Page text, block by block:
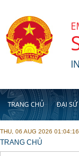
TRANG CHỦ ĐẠI SỨ
THU, 06 AUG 2026
YOU ARE HERE
TRANG CHỦ